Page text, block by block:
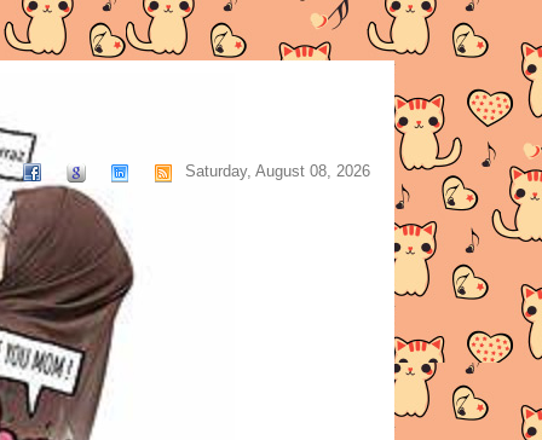
Saturday, August 08, 2026